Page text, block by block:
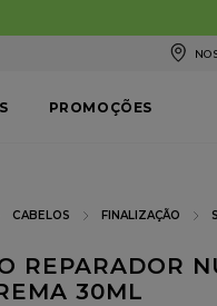
PROMOÇÕES
CABELOS FINALIZAÇÃO
REPARADOR
30ML